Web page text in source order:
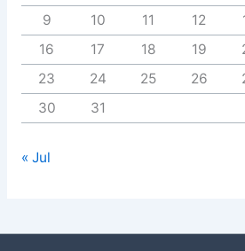
9
10 11 12
16
17 18 19
23
24 25 26
30
31
« Jul